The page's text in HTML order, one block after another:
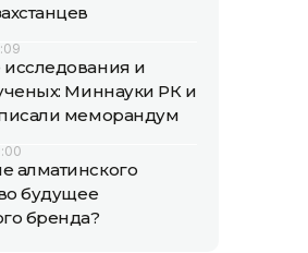
и
Миннауки РК и
меморандум
алматинского
будущее
бренда?